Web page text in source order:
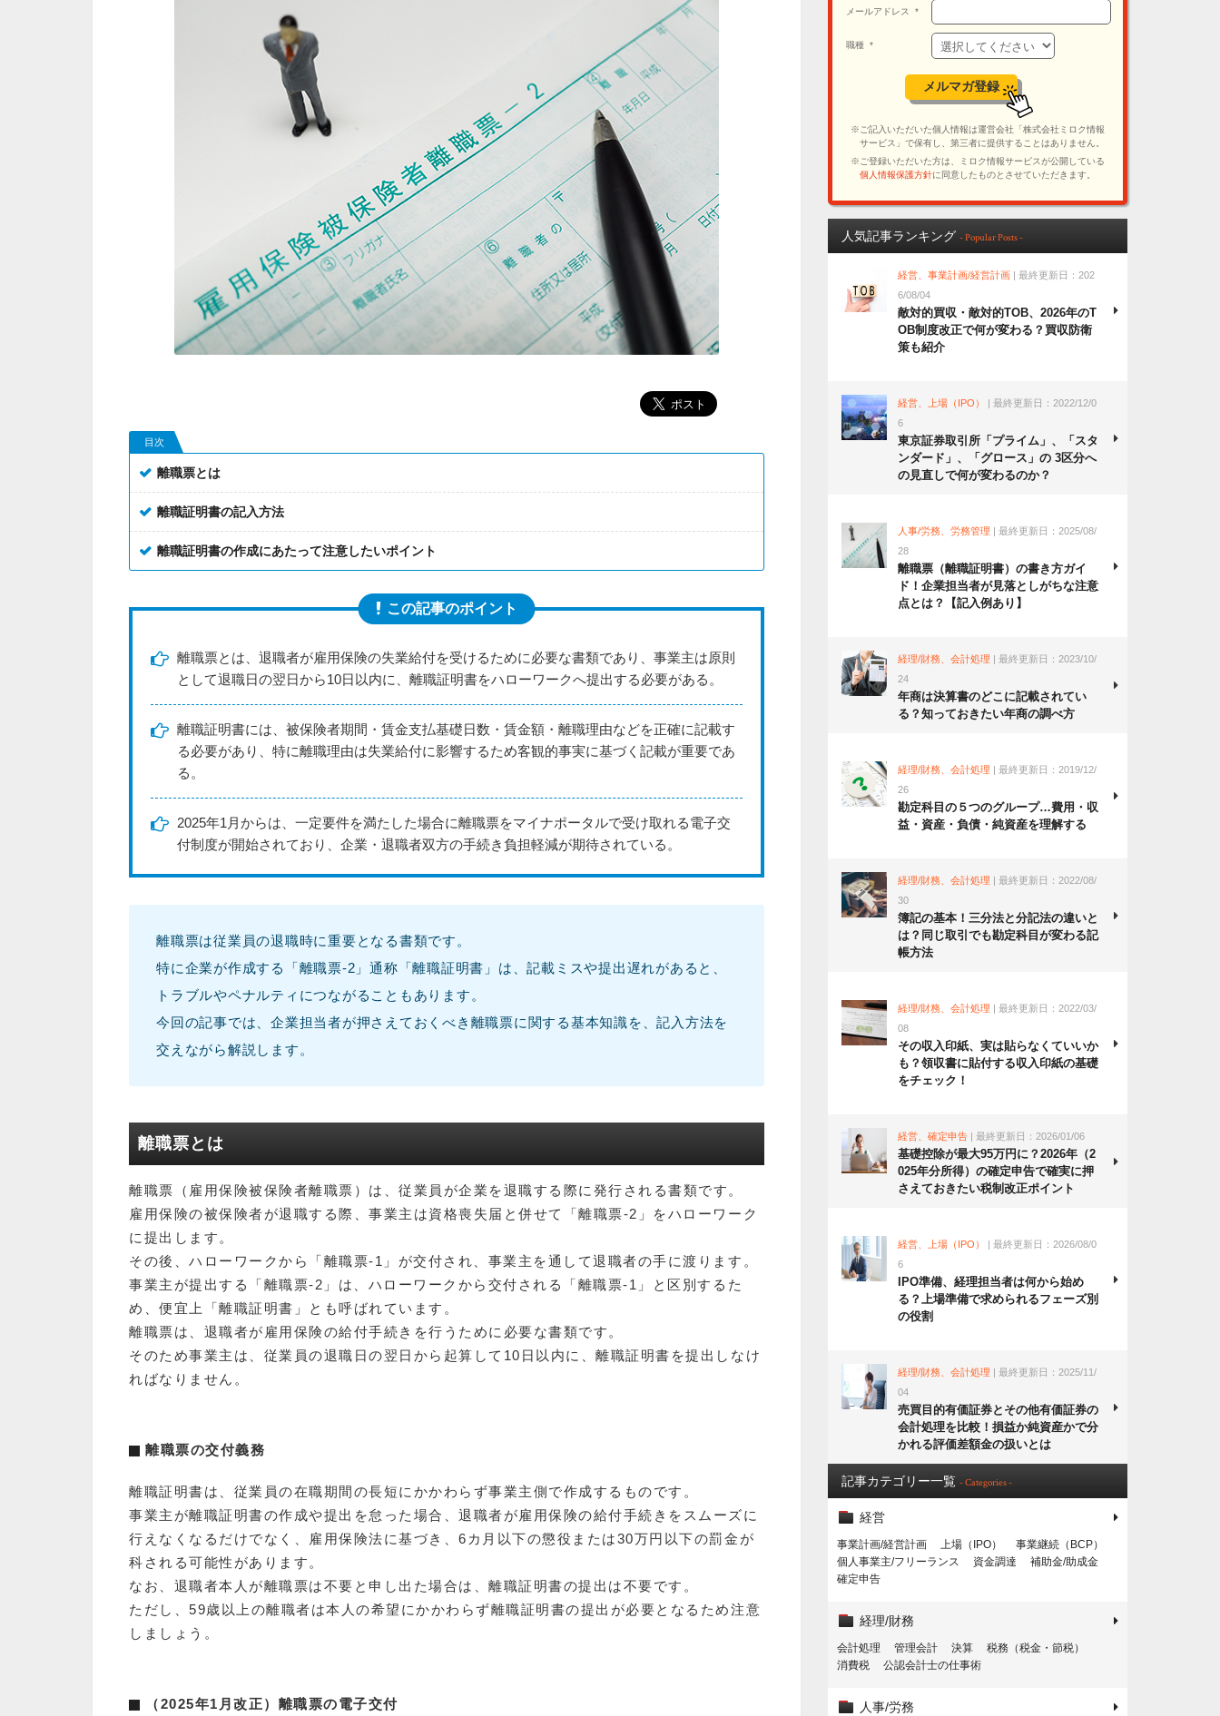
目次
離職票とは
離職証明書の記入方法
離職証明書の作成にあたって注意したいポイント
この記事のポイント
離職票とは、退職者が雇用保険の失業給付を受けるために必要な書類であり、事業主は原則
として退職日の翌日から10日以内に、離職証明書をハローワークへ提出する必要がある。
離職証明書には、被保険者期間・賃金支払基礎日数・賃金額・離職理由などを正確に記載す
る必要があり、特に離職理由は失業給付に影響するため客観的事実に基づく記載が重要であ
る。
2025年1月からは、一定要件を満たした場合に離職票をマイナポータルで受け取れる電子交
付制度が開始されており、企業・退職者双方の手続き負担軽減が期待されている。
離職票は従業員の退職時に重要となる書類です。
特に企業が作成する「離職票-2」通称「離職証明書」は、記載ミスや提出遅れがあると、
トラブルやペナルティにつながることもあります。
今回の記事では、企業担当者が押さえておくべき離職票に関する基本知識を、記入方法を
交えながら解説します。
離職票とは
離職票（雇用保険被保険者離職票）は、従業員が企業を退職する際に発行される書類です。
雇用保険の被保険者が退職する際、事業主は資格喪失届と併せて「離職票-2」をハローワーク
に提出します。
その後、ハローワークから「離職票-1」が交付され、事業主を通して退職者の手に渡ります。
事業主が提出する「離職票-2」は、ハローワークから交付される「離職票-1」と区別するた
め、便宜上「離職証明書」とも呼ばれています。
離職票は、退職者が雇用保険の給付手続きを行うために必要な書類です。
そのため事業主は、従業員の退職日の翌日から起算して10日以内に、離職証明書を提出しなけ
ればなりません。
離職票の交付義務
離職証明書は、従業員の在職期間の長短にかかわらず事業主側で作成するものです。
事業主が離職証明書の作成や提出を怠った場合、退職者が雇用保険の給付手続きをスムーズに
行えなくなるだけでなく、雇用保険法に基づき、6カ月以下の懲役または30万円以下の罰金が
科される可能性があります。
なお、退職者本人が離職票は不要と申し出た場合は、離職証明書の提出は不要です。
ただし、59歳以上の離職者は本人の希望にかかわらず離職証明書の提出が必要となるため注意
しましょう。
（2025年1月改正）離職票の電子交付
人気記事ランキング - Popular Posts -
経営、事業計画/経営計画 | 最終更新日：202
6/08/04
敵対的買収・敵対的TOB、2026年のT
OB制度改正で何が変わる？買収防衛
策も紹介
経営、上場（IPO）
| 最終更新日：2022/12/0
6
東京証券取引所「プライム」、「スタ
ンダード」、「グロース」の 3区分へ
の見直しで何が変わるのか？
人事/労務、労務管理 | 最終更新日：2025/08/
28
離職票（離職証明書）の書き方ガイ
ド！企業担当者が見落としがちな注意
点とは？【記入例あり】
経理/財務、会計処理 | 最終更新日：2023/10/
24
年商は決算書のどこに記載されてい
る？知っておきたい年商の調べ方
経理/財務、会計処理 | 最終更新日：2019/12/
26
勘定科目の５つのグループ…費用・収
益・資産・負債・純資産を理解する
経理/財務、会計処理 | 最終更新日：2022/08/
30
簿記の基本！三分法と分記法の違いと
は？同じ取引でも勘定科目が変わる記
帳方法
経理/財務、会計処理 | 最終更新日：2022/03/
08
その収入印紙、実は貼らなくていいか
も？領収書に貼付する収入印紙の基礎
をチェック！
経営、確定申告 | 最終更新日：2026/01/06
基礎控除が最大95万円に？2026年（2
025年分所得）の確定申告で確実に押
さえておきたい税制改正ポイント
経営、上場（IPO）
| 最終更新日：2026/08/0
6
IPO準備、経理担当者は何から始め
る？上場準備で求められるフェーズ別
の役割
経理/財務、会計処理 | 最終更新日：2025/11/
04
売買目的有価証券とその他有価証券の
会計処理を比較！損益か純資産かで分
かれる評価差額金の扱いとは
記事カテゴリー一覧 - Categories -
経営
事業計画/経営計画 上場（IPO）
事業継続（BCP）
個人事業主/フリーランス
資金調達
補助金/助成金
確定申告
経理/財務
会計処理 管理会計 決算
税務（税金・節税）
消費税
公認会計士の仕事術
人事/労務